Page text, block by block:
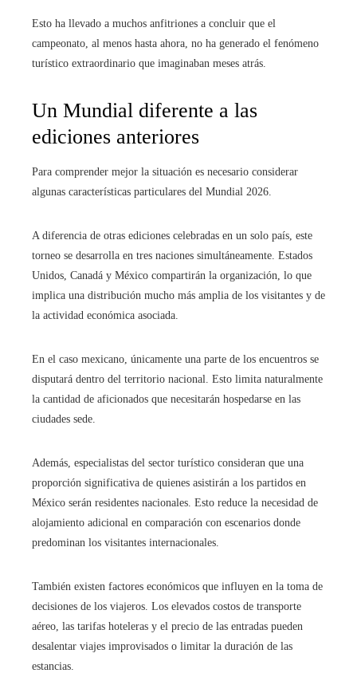
Esto ha llevado a muchos anfitriones a concluir que el
campeonato, al menos hasta ahora, no ha generado el fenómeno
turístico extraordinario que imaginaban meses atrás.
Un Mundial diferente a las
ediciones anteriores
Para comprender mejor la situación es necesario considerar
algunas características particulares del Mundial 2026.
A diferencia de otras ediciones celebradas en un solo país, este
torneo se desarrolla en tres naciones simultáneamente. Estados
Unidos, Canadá y México compartirán la organización, lo que
implica una distribución mucho más amplia de los visitantes y de
la actividad económica asociada.
En el caso mexicano, únicamente una parte de los encuentros se
disputará dentro del territorio nacional. Esto limita naturalmente
la cantidad de aficionados que necesitarán hospedarse en las
ciudades sede.
Además, especialistas del sector turístico consideran que una
proporción significativa de quienes asistirán a los partidos en
México serán residentes nacionales. Esto reduce la necesidad de
alojamiento adicional en comparación con escenarios donde
predominan los visitantes internacionales.
También existen factores económicos que influyen en la toma de
decisiones de los viajeros. Los elevados costos de transporte
aéreo, las tarifas hoteleras y el precio de las entradas pueden
desalentar viajes improvisados o limitar la duración de las
estancias.